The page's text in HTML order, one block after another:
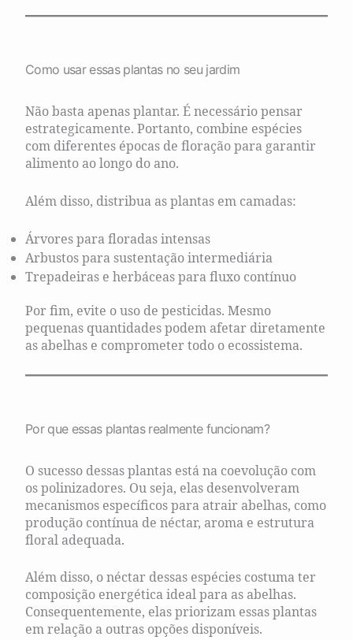
Como usar essas plantas no seu jardim
Não basta apenas plantar. É necessário pensar
estrategicamente. Portanto, combine espécies
com diferentes épocas de floração para garantir
alimento ao longo do ano.
Além disso, distribua as plantas em camadas:
Árvores para floradas intensas
Arbustos para sustentação intermediária
Trepadeiras e herbáceas para fluxo contínuo
Por fim, evite o uso de pesticidas. Mesmo
pequenas quantidades podem afetar diretamente
as abelhas e comprometer todo o ecossistema.
Por que essas plantas realmente funcionam?
O sucesso dessas plantas está na coevolução com
os polinizadores. Ou seja, elas desenvolveram
mecanismos específicos para atrair abelhas, como
produção contínua de néctar, aroma e estrutura
floral adequada.
Além disso, o néctar dessas espécies costuma ter
composição energética ideal para as abelhas.
Consequentemente, elas priorizam essas plantas
em relação a outras opções disponíveis.